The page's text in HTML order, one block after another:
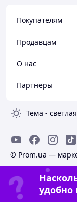
Покупателям
Продавцам
О нас
Партнеры
Тема - светлая
© Prom.ua —
удобно